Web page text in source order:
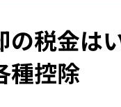
の税金は
種控除